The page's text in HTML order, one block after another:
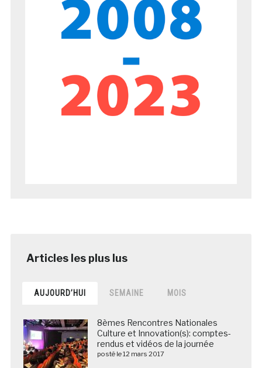
AUJOURD’HUI SEMAINE MOIS
8èmes Rencontres Nationales
Culture et Innovation(s): comptes-
rendus et vidéos de la journée
posté le 12 mars 2017